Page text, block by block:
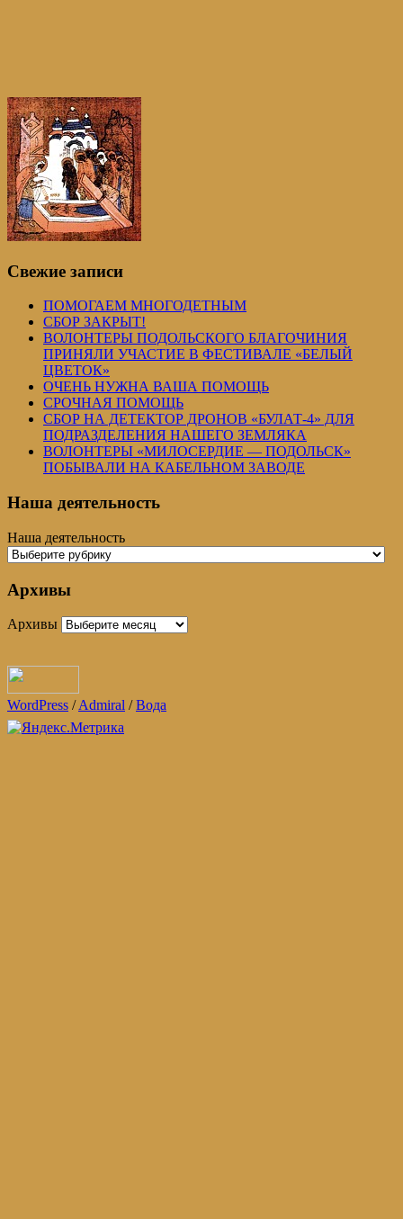
Свежие записи
ПОМОГАЕМ МНОГОДЕТНЫМ
СБОР ЗАКРЫТ!
ВОЛОНТЕРЫ ПОДОЛЬСКОГО БЛАГОЧИНИЯ
ПРИНЯЛИ УЧАСТИЕ В ФЕСТИВАЛЕ «БЕЛЫЙ
ЦВЕТОК»
ОЧЕНЬ НУЖНА ВАША ПОМОЩЬ
СРОЧНАЯ ПОМОЩЬ
СБОР НА ДЕТЕКТОР ДРОНОВ «БУЛАТ-4» ДЛЯ
ПОДРАЗДЕЛЕНИЯ НАШЕГО ЗЕМЛЯКА
ВОЛОНТЕРЫ «МИЛОСЕРДИЕ — ПОДОЛЬСК»
ПОБЫВАЛИ НА КАБЕЛЬНОМ ЗАВОДЕ
Наша деятельность
Наша деятельность
Архивы
Архивы
WordPress /Admiral /Вода